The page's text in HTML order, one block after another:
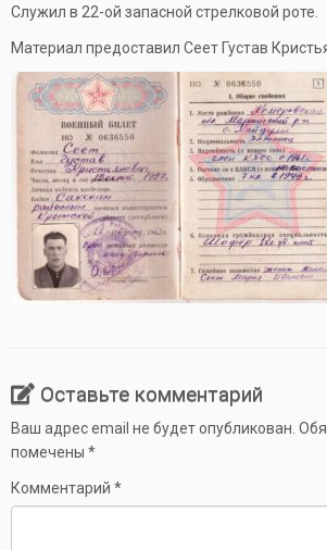
Служил в 22-ой запасной стрелковой роте.
Материал предоставил Сеет Густав
Оставьте комментарий
Ваш адрес email не будет опубликован.
помечены *
Комментарий *